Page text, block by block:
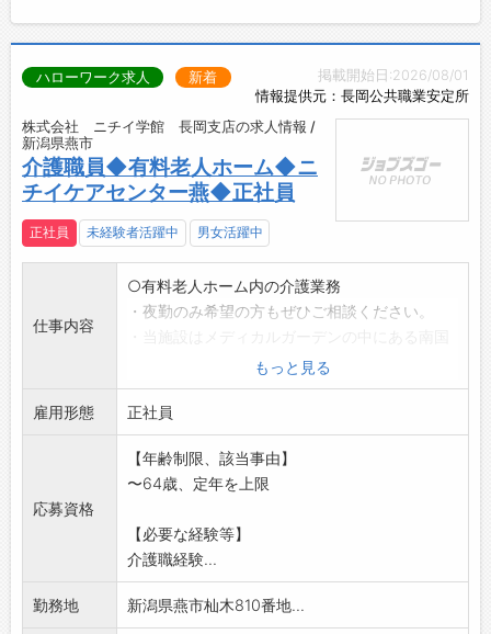
掲載開始日:2026/08/01
情報提供元：長岡公共職業安定所
ハローワーク求人 新着
株式会社 ニチイ学館 長岡支店の求人情報 /
新潟県燕市
介護職員◆有料老人ホーム◆ニ
チイケアセンター燕◆正社員
正社員 未経験者活躍中 男女活躍中
仕事内容
○有料老人ホーム内の介護業務
・夜勤のみ希望の方もぜひご相談ください。
おしゃれな温かい雰囲気の施設です。
・お客様の生活全般に関わる介護(食事・入浴・
排せつ介助 等)
を行っていただきます。
・介護職員や看護職員などの専門スタッフと一
中で働いていただきます。
・介護度や健康状態の多様なお客様に接してい
ただきます。
変更範囲:会社が定める範囲
もっと見る
雇用形態 正社員
応募資格
【年齢制限、該当事由】
〜64歳、定年を上限
【必要な経験等】
介護職経験...
勤務地 新潟県燕市杣木810番地...